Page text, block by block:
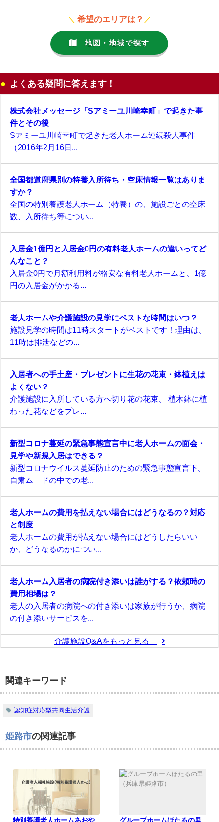
＼ 希望のエリアは？ ／
地図・地域で探す
よくある疑問に答えます！
株式会社メッセージ「Sアミーユ川崎幸町」で起きた事
件とその後
Sアミーユ川崎幸町で起きた老人ホーム連続殺人事件
（2016年2月16日...
全国都道府県別の特養入所待ち・空床情報一覧はありま
すか？
全国の特別養護老人ホーム（特養）の、施設ごとの空床
数、入所待ち等につい...
入居金1億円と入居金0円の有料老人ホームの違いってど
んなこと？
入居金0円で月額利用料が格安な有料老人ホームと、1億
円の入居金がかかる...
老人ホームや介護施設の見学にベストな時間はいつ？
施設見学の時間は11時スタートがベストです！理由は、
11時は排泄などの...
入居者への手土産・プレゼントに生花の花束・鉢植えは
よくない？
介護施設に入所している方へ切り花の花束、 植木鉢に植
わった花などをプレ...
新型コロナ蔓延の緊急事態宣言中に老人ホームの面会・
見学や新規入居はできる？
新型コロナウイルス蔓延防止のための緊急事態宣言下、
自粛ムードの中での老...
老人ホームの費用を払えない場合にはどうなるの？対応
と制度
老人ホームの費用が払えない場合にはどうしたらいい
か、どうなるのかについ...
老人ホーム入居者の病院付き添いは誰がする？依頼時の
費用相場は？
老人の入居者の病院への付き添いは家族が行うか、病院
の付き添いサービスを...
介護施設Q&Aをもっと見る！
関連キーワード
認知症対応型共同生活介護
姫路市の関連記事
特別養護老人ホームあおや グループホームほたるの里